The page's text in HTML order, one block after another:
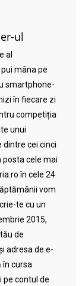
ul
al
mâna pe
smartphone-
în fiecare zi
competiția
unui
dintre cei cinci
cele mai
în cele 24
vom
te cu un
2015,
de
adresa de e-
în cursa
contul de